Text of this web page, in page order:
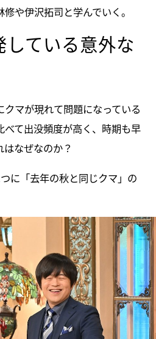
や伊沢拓司と学んでいく。
ている意外な
マが現れて問題になっている
て出没頻度が高く、時期も早
なぜなのか？
に「去年の秋と同じクマ」の